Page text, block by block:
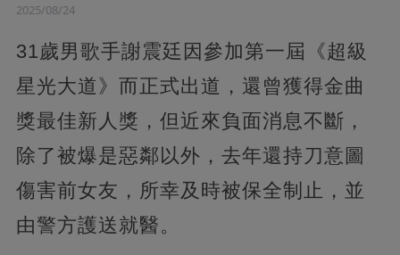
2025/08/24
31歲男歌手謝震廷因參加第一屆《超級
星光大道》而正式出道，還曾獲得金曲
獎最佳新人獎，但近來負面消息不斷，
除了被爆是惡鄰以外，去年還持刀意圖
傷害前女友，所幸及時被保全制止，並
由警方護送就醫。